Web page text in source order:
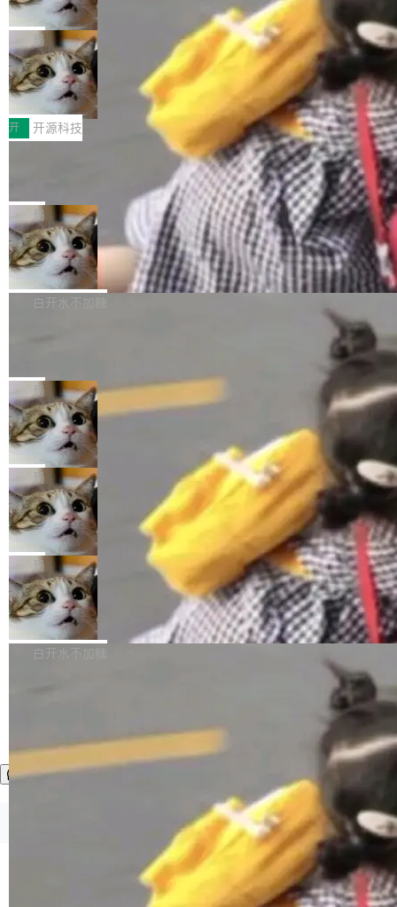
（<a href="https://bugzilla.mozilla.org/show_
bug.cgi?id=204...
orkers 跑了十年 Isolate。用 CEO Matthew Pri
nce 的话说：「我们一生都在用 Isolate 运行代
码，而 AI Agent 不需要容器，它们需要的是 Iso
late。」 容器为什么不合适 容器的问题在于启动
和销毁都太重了。一个 Agent 要执行的任务可能
只需要几毫秒的 CPU 时间，但容器从冷启动到
就绪要花数秒。如果未来有十...
诉讼，称“Apple is getting this wron
g”
上个月，苹果一纸诉状把 OpenAI 告上法庭，指
控其挖角苹果前员工并窃取商业秘密。苹果的诉
状把 OpenAI 描述成一个系统性地从前东家挖
人、套取机密信息的对手。 OpenAI 没发律师
函，也没选择庭外沉默。它在官网贴了一篇博
文，标题只有六个字：Apple is getting this wro
ng。 然后，它把邮件往来和 iMessage 聊天记
录全贴了出来。 他发错人了 苹果外部律师 Gabr
iel Gross 来自 Weil 律所，2 月 23 日下午 5:53
给 OpenAI 总法律顾问 Che Chang 发了封邮
件，附了一封长信，要求 OpenAI 配合调查前苹
果员工带走机密信...
局
HUAWEI MatePad Edge上架WorkBu
ddy鸿蒙PC版，说话就能干活的AI办公
搭子
全能AI工作台WorkBuddy鸿蒙PC版上架HUAWE
I MatePad Edge应用市场，直接下载即可使
用，与鸿蒙电脑上的体验一致。值得一提的是，
这是目前市面上唯一支持平板接入WorkBuddy P
C版的产品，搭载“人机双写”重磅功能——你写
你的，AI写AI的，同屏协作互不干扰。一句话让
AI帮你干活，现在开启全新体验！ 温馨提示：
体验WorkBuddy鸿蒙PC版前，请将 HUAWEI M
atePad Edge 升级至 HarmonyOS 6.1.0.135S
P9 patch03及以上版本。 *升级路径：设置 > 搜
开 开源科技
FFmpeg 9.0 发布：代号“Lei”，以此纪
全球知名开源多媒体框架 FFmpeg 今天正式发
布了 9.0 版本。这个版本除了带来新一代音视频
处理能力和硬件加速支持之外，还有一个特殊之
处：FFmpeg 9.0 的代号是“Lei”。 这个名字，
来自中国开发者雷霄骅（Lei Xiaohua）。 对于
很多中国音视频开发者而言，这个名字并不陌
“启蒙老师”。 而今年，恰好是雷霄骅离世十周
年。FFmpeg 社区最终选择用一个大版本的名
字，留下了这份纪念。 雷霄骅曾是中国传媒大学
数字电视技术方向的博士生，长期从事视频、音
频技...
局
亚马逊成本失控：AI 写代码烧掉 1215
万元，超预算 860%
外媒近日曝光了亚马逊的多份内部报告显示，AI
导致公司在多个项目上超支。《金融时报》报道
编写程序，目标是完成电商平台作者信息与商品
列表的数据匹配 —— 一项常规的数据处理任
务，最终却产生了 180 万美元的账单，实际支出
超出原定预算 860%。 更令人意外的是，该项目
最终并未成功落地，而高额算力消耗持续运行长
达 5 个月，公司直到财务对账时才察觉异常。这
意味着一个无人看管的 AI 程序，在近半年时间
里日夜不停地"烧钱"。 复盘显示，...
白开水不加糖
e CEO Clément Delangue 在 CNBC 的采访里
没有拐弯抹角。他说中国正在赢得 AI 竞赛，而
且按目前的速度，中国 AI 工具预计在今年底或
2027 年就能追上美国前沿实验室的水平。 Dela
ngue 把原因归结为一件事：开放协作。中国的
AI 开发者在一个共享和协作的生态里加速迭代，
而美国模型厂商在"闭门造车"。他的原话是 "buil
ding in silos"——各自为战，互不通气。 这个判
断从他嘴里说出来分量不同。Hugging Face 是
全球最大的开源 AI 平台，上面跑着上百万个模
型。谁在开源赛道上领先，...
局
当 AI agent 把源码变成了最好的扩展系
统，开发者工具必须开源
五年前，David Crawshaw 问过很多软件工程师
一个问题：你写过什么给自己用的程序？答案几
乎都是没有。工程师们整天用别人写的程序写程
序给别人用。偶尔有人自己写个博客系统、智能
家居控制、家庭实验室，都算稀奇事。 Crawsh
aw 是 Shelley 的作者，一个开源 AI coding age
nt。他最近在博客上写了一篇文章，核心论点很
简单：开发者工具必须开源。 理由不是传统的自
由软件情怀，而是一个跟 AI agent 直接相关的
技术判断。 两行 prompt 就能个性化任何软件 C
局
DeepSeek Harness 宣布内测邀请，全
网最大规模开源 Agent 路演现场诞生
一条内测招募帖，发出去的时候大概没人想到它
会变成一场开源 Agent 生态的路演。 8月1日，
DeepSeek Harness 团队负责人崔添翼（tiany
i）在 X 上发帖： 「如果你是 Agent Harness 相
关开源项目的开发者，希望参加 DeepSeek Har
ness 的内测，可以回复或私信联系我。请附上
Harness 负责把能力落到真实环境中——调用工
具、读写文件、管理上下文、处理错误、完成闭
环。崔添翼招人的标...
局
商汤 SenseNova U1.5-Lite-Preview
开源
商汤科技宣布面向社区开源轻量级统一多模态模
型的预览版本 SenseNova U1.5-Lite-Preview。
理解、推理、生成与编辑，还仅以 8B-MoT 的轻
量大小，将能力推进到4K、更精细的真实质感、
更复杂的视觉控制和可持续迭代编辑。 相比 U
1，U1.5-Lite-Preview 在以下方向上带来了显著
提升： 原生支持4K图像生成； 更精细的局部纹
理、细节与真实世界质感； 更准确的中英文文字
生成与复杂版式组织； 更稳定的图...
白开水不加糖
©OSCHINA(OSChina.NET) 京ICP备2025119063号